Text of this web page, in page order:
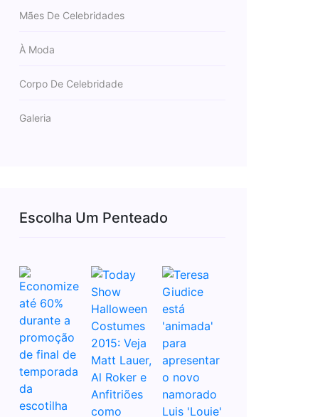
Mães De Celebridades
À Moda
Corpo De Celebridade
Galeria
Escolha Um Penteado